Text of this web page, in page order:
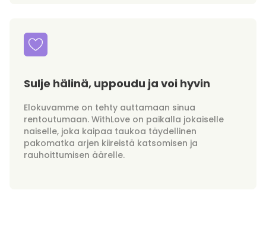
Sulje hälinä, uppoudu ja voi hyvin
Elokuvamme on tehty auttamaan sinua
rentoutumaan. WithLove on paikalla jokaiselle
naiselle, joka kaipaa taukoa täydellinen
pakomatka arjen kiireistä katsomisen ja
rauhoittumisen äärelle.